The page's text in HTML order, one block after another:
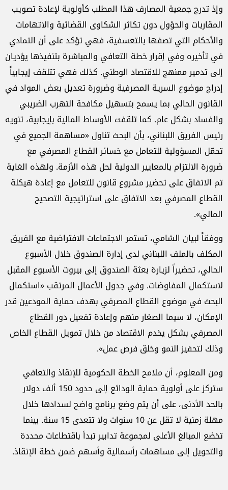
وإذ تدرج جمعية المصارف هذا المطلب كأولوية لإعادة تصويب
المقاربات والحؤول دون تكاثر الشكاوى القضائية والاتهامات
والأحكام التي تصفها بالتعسفية، فهي تؤكد على أن التمادي
في تأخيره وفي إقرار خطة التعافي والمباشرة بتنفيذها يؤديان
إلى تدمير ممنهج للاقتصاد الوطني. كذلك فهي تتلقف إيجابياً
إدراج موضوع السرية المصرفية وضرورة تعديل بعض المواد في
القانون الحالي بما يسمح بتسهيل مكافحة التهرب الضريبي
والفساد بشكل عام. كما تلقفت الأوساط المالية بإيجابية، تنويه
رئيس الفريق اللبناني، بأن البحث تناول «مساهمة الجميع في
تحمّل المسؤولية للتعامل مع خسائر القطاع المصرفي مع
ضرورة الالتزام بالمعايير الدولية لحل هذه الأزمة. ولهذه الغاية
تم الاتفاق على تحضير مشروع قانون للتعامل مع إعادة هيكلة
القطاع المصرفي بعد الاتفاق على استراتيجية التصحيح
المالي».
ووفقاً لبيان الشامي، تستمر الاجتماعات الافتراضية مع الفريق
المكلف بالملف اللبناني لدى إدارة الصندوق خلال الأسبوع
الحالي، تحضيراً لزيارة بعثة الصندوق إلى بيروت الأسبوع المقبل
لاستكمال المفاوضات. وفي جدول الأعمال المرتقب «استكمال
البحث في موضوع القطاع المصرفي بهدف حماية المودعين قدر
الإمكان، لا سيما الصغار منهم وإعادة تفعيل دور القطاع
المصرفي بشكل يخدم الاقتصاد من خلال تمويل القطاع الخاص
وذلك لتحفيز النمو وخلق فرص عمل».
ومن المعلوم، أن ملامح الخطة الحكومية للإنقاذ والتعافي
ستركز على أولوية حماية الودائع إلى حدود 150 ألف دولار
بالحد الأدنى، على أن يتم وضع برنامج واضح لسدادها خلال
مهلة زمنية لا تقل عن 10 سنوات ولا تتعدى 15 سنة. بينما
تخضع المبالغ الأعلى لمجموعة تدابير تبدأ باقتطاعات محددة
والتحويل إلى مساهمات رأسمالية وأسهم ضمن خطة الإنقاذ.